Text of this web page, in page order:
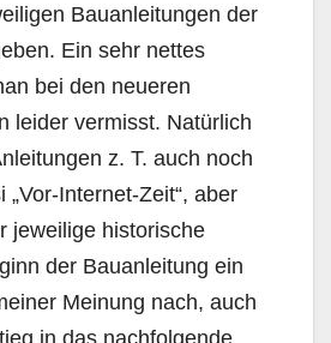
Bauanleitungen der
Ein sehr nettes
bei den neueren
leider vermisst. Natürlich
z. T. auch noch
„Vor-Internet-Zeit“, aber
jeweilige historische
der Bauanleitung ein
Meinung nach, auch
in das nachfolgende